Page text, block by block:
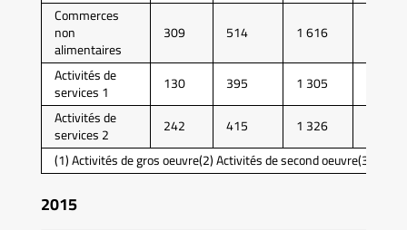
Commerces
non
alimentaires
309 514 1 616
Activités de
services 1 130 395 1 305
Activités de
services 2 242 415 1 326
(1) Activités de gros oeuvre(2) Activités de second oeuvre(3)
2015